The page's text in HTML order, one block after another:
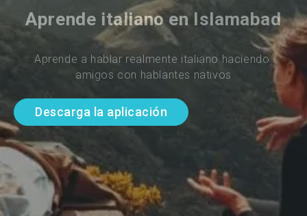
Aprende italiano en Islamabad
Aprende a hablar realmente italiano haciendo
amigos con hablantes nativos
Descarga la aplicación